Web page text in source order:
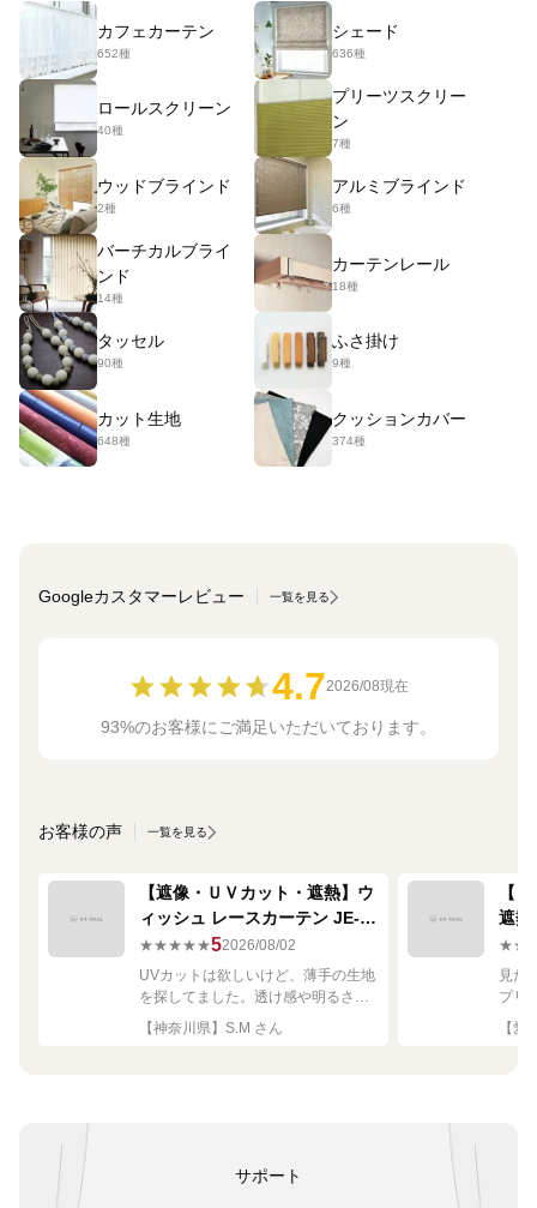
カフェカーテン
652種
シェード
636種
ロールスクリーン
40種
プリーツスクリー
ン
7種
ウッドブラインド
2種
アルミブラインド
6種
バーチカルブライ
ンド
14種
カーテンレール
18種
タッセル
90種
ふさ掛け
9種
カット生地
648種
クッションカバー
374種
Googleカスタマーレビュー 一覧を見る
4.72026/08現在
93%のお客様にご満足いただいております。
お客様の声 一覧を見る
【遮像・ＵＶカット・遮熱】ウ
ィッシュ レースカーテン JE-
67249R シルバー
★★★★★52026/08/02
UVカットは欲しいけど、薄手の生地
を探してました。透け感や明るさも
ちょうど良く思った通りで満足で
す。
【神奈川県】S.M さん
【
遮熱
ー
見た
プリ
れい
【愛
サポート